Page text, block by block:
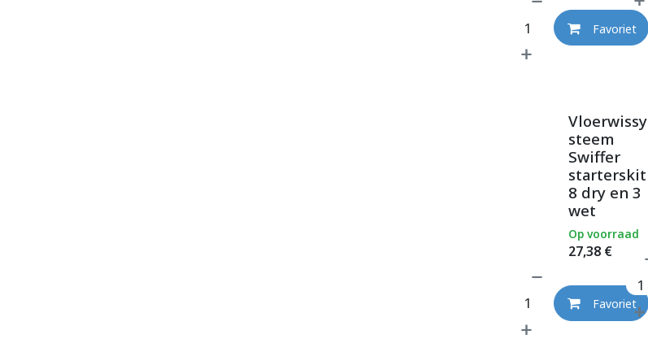
Favoriet
Vloerwissy
steem
Swiffer
starterskit
8 dry en 3
wet
27,38 €
Op voorraad
Favoriet